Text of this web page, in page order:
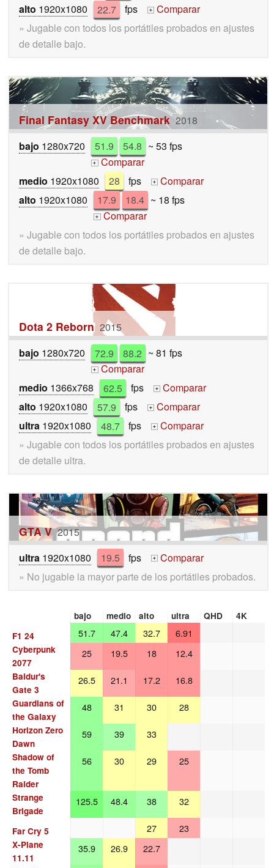
alto 1920x1080 22.7 fps +
Comparar
» Jugable con todos los portátiles probados en ajustes
de detalle bajo.
Final Fantasy XV Benchmark 2018
bajo 1280x720 51.9 54.8 ~ 53 fps
+ Comparar
medio 1920x1080 28 fps +
Comparar
alto 1920x1080 17.9 18.4 ~ 18 fps
+ Comparar
» Jugable con todos los portátiles probados en ajustes
de detalle bajo.
Dota 2 Reborn 2015
bajo 1280x720 72.9 88.2 ~ 81 fps
+ Comparar
medio 1366x768 62.5 fps +
Comparar
alto 1920x1080 57.9 fps +
Comparar
ultra 1920x1080 48.7 fps +
Comparar
» Jugable con todos los portátiles probados en ajustes
de detalle ultra.
GTA V 2015
ultra 1920x1080 19.5 fps +
Comparar
» No jugable la mayor parte de los portátiles probados.
bajo medio alto ultra QHD
4K
F1 24
51.7 47.4 32.7 6.91
Cyberpunk
2077
25 19.5 18 12.4
Baldur's
Gate 3
26.5 21.1 17.2 16.8
Guardians of
the Galaxy
48 31 30 28
Horizon Zero
Dawn
59 39 33
Shadow of
the Tomb
Raider
56 30 29 25
Strange
Brigade
125.5 48.4 38 32
Far Cry 5 27 23
X-Plane
11.11
35.9 26.9 22.7